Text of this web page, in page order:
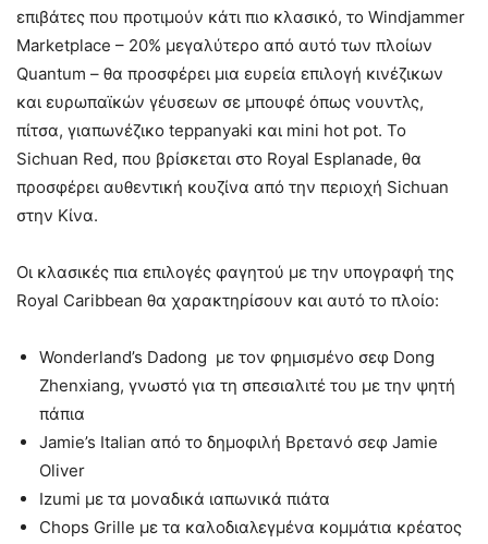
επιβάτες που προτιμούν κάτι πιο κλασικό, το Windjammer
Marketplace – 20% μεγαλύτερο από αυτό των πλοίων
Quantum – θα προσφέρει μια ευρεία επιλογή κινέζικων
και ευρωπαϊκών γέυσεων σε μπουφέ όπως νουντλς,
πίτσα, γιαπωνέζικο teppanyaki και mini hot pot. Το
Sichuan Red, που βρίσκεται στο Royal Esplanade, θα
προσφέρει αυθεντική κουζίνα από την περιοχή Sichuan
στην Κίνα.
Οι κλασικές πια επιλογές φαγητού με την υπογραφή της
Royal Caribbean θα χαρακτηρίσουν και αυτό το πλοίο:
Wonderland’s Dadong με τον φημισμένο σεφ Dong
Zhenxiang, γνωστό για τη σπεσιαλιτέ του με την ψητή
πάπια
Jamie’s Italian από το δημοφιλή Βρετανό σεφ Jamie
Oliver
Izumi με τα μοναδικά ιαπωνικά πιάτα
Chops Grille με τα καλοδιαλεγμένα κομμάτια κρέατος